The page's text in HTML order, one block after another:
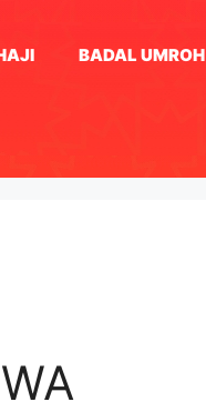
BADAL UMROH